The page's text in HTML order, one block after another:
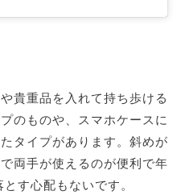
貴重品を入れて持ち歩ける
のものや、スマホケースに
タイプがあります。斜めが
両手が使えるのが便利で年
す心配もないです。